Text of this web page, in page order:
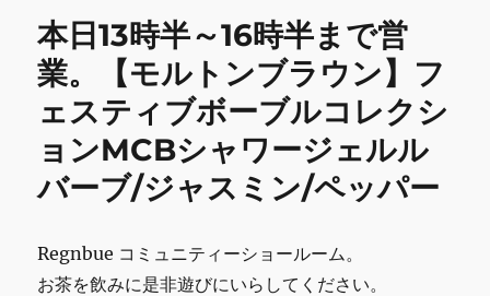
9
時
ら
16
時
ま
【マ
リ
本日13時半～16時半まで営
業。【モルトンブラウン】フ
ェスティブボーブルコレクシ
ョンMCBシャワージェルル
バーブ/ジャスミン/ペッパー
Regnbue コミュニティーショールーム。
お茶を飲みに是非遊びにいらしてください。